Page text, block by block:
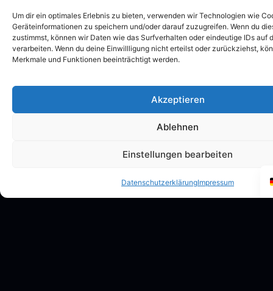
Um dir ein optimales Erlebnis zu bieten, verwenden wir Technologien wie
Geräteinformationen zu speichern und/oder darauf zuzugreifen. Wenn du
zustimmst, können wir Daten wie das Surfverhalten oder eindeutige IDs auf
verarbeiten. Wenn du deine Einwillligung nicht erteilst oder zurückziehst,
Merkmale und Funktionen beeinträchtigt werden.
Akzeptieren
Ablehnen
Einstellungen bearbeiten
DatenschutzerklärungImpressum
Automatisiertes
Scannen von
Objekten
Unser System ist in der
um neue Objekte
zu protokollieren. Mithilfe
intelligenter Algorithmen
und anpassbarer
Parameter identiﬁziert es